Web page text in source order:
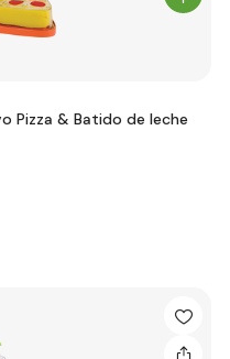
Pizza & Batido de leche